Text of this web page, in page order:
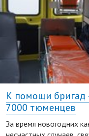
К помощи бригад
7000 тюменцев
За время новогодних